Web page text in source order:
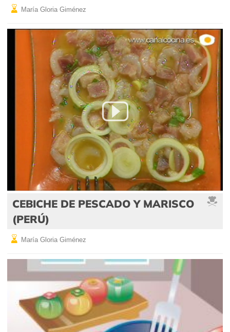
María Gloria Giménez
CEBICHE DE PESCADO Y MARISCO
(PERÚ)
María Gloria Giménez